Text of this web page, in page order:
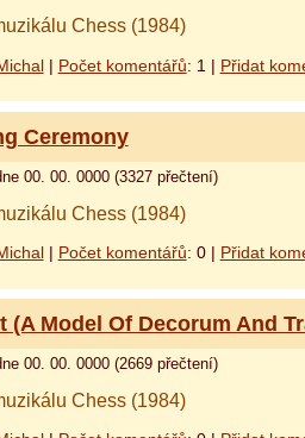
Chess (1984)
| Počet komentářů: 1 | Přidat
Ceremony
00. 00. 0000 (3327 přečtení)
Chess (1984)
| Počet komentářů: 0 | Přidat
(A Model Of Decorum And
00. 00. 0000 (2669 přečtení)
Chess (1984)